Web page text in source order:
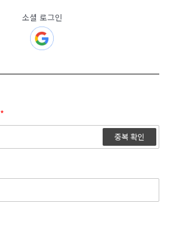
소셜 로그인
*
중복 확인